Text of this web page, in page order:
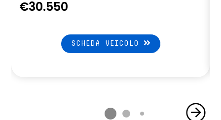
€30.550
SCHEDA VEICOLO